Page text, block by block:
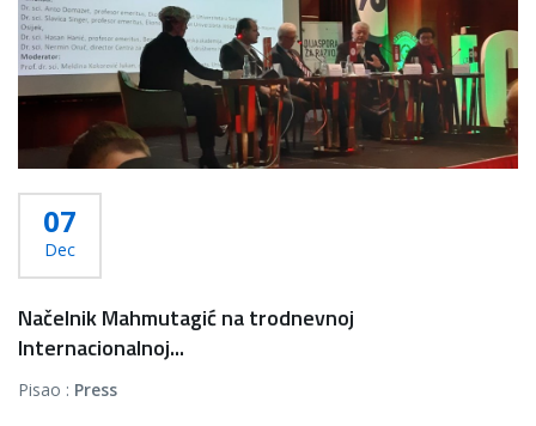
07
Dec
Načelnik Mahmutagić na trodnevnoj
Internacionalnoj...
Pisao : Press